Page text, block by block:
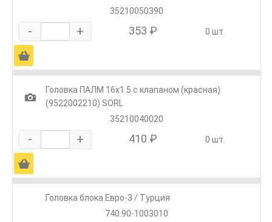
35210050390
- + 353 ₽ 0 шт.
Ä
1
Головка ПАЛМ 16х1.5 с клапаном (красная)
(9522002210) SORL
35210040020
- + 410 ₽ 0 шт.
Ä
Головка блока Евро-3 / Турция
740.90-1003010